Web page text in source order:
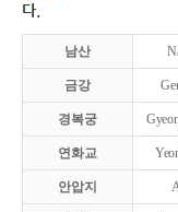
다.
남산
금강
경복궁
연화교
안압지